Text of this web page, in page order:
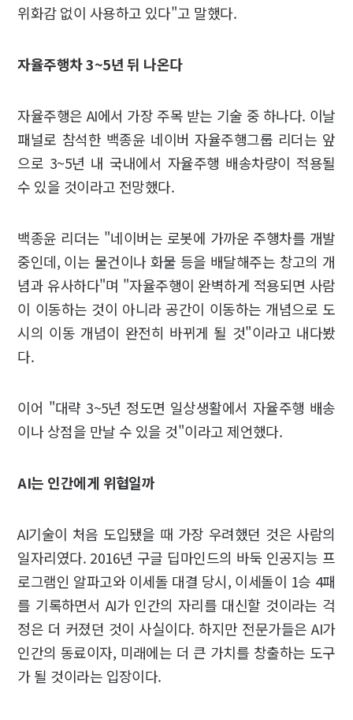
위화감 없이 사용하고 있다"고 말했다.
자율주행차 3~5년 뒤 나온다
자율주행은 AI에서 가장 주목 받는 기술 중 하나다. 이날
패널로 참석한 백종윤 네이버 자율주행그룹 리더는 앞
으로 3~5년 내 국내에서 자율주행 배송차량이 적용될
수 있을 것이라고 전망했다.
백종윤 리더는 "네이버는 로봇에 가까운 주행차를 개발
중인데, 이는 물건이나 화물 등을 배달해주는 창고의 개
념과 유사하다"며 "자율주행이 완벽하게 적용되면 사람
이 이동하는 것이 아니라 공간이 이동하는 개념으로 도
시의 이동 개념이 완전히 바뀌게 될 것"이라고 내다봤
다.
이어 "대략 3~5년 정도면 일상생활에서 자율주행 배송
이나 상점을 만날 수 있을 것"이라고 제언했다.
AI는 인간에게 위협일까
AI기술이 처음 도입됐을 때 가장 우려했던 것은 사람의
일자리였다. 2016년 구글 딥마인드의 바둑 인공지능 프
로그램인 알파고와 이세돌 대결 당시, 이세돌이 1승 4패
를 기록하면서 AI가 인간의 자리를 대신할 것이라는 걱
정은 더 커졌던 것이 사실이다. 하지만 전문가들은 AI가
인간의 동료이자, 미래에는 더 큰 가치를 창출하는 도구
가 될 것이라는 입장이다.